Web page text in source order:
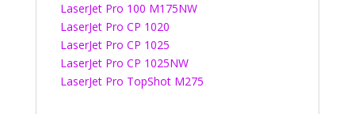
LaserJet Pro 100 M175NW
LaserJet Pro CP 1020
LaserJet Pro CP 1025
LaserJet Pro CP 1025NW
LaserJet Pro TopShot M275